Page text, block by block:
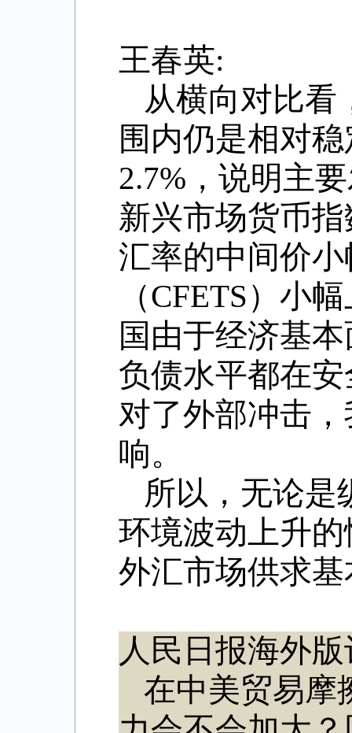
王春英:
从横向对比看
围内仍是相对
2.7%，说明主
新兴市场货币
汇率的中间价
（CFETS）小
国由于经济基
负债水平都在
对了外部冲击
响。
所以，无论是
环境波动上升
外汇市场供求
人民日报海外
在中美贸易摩